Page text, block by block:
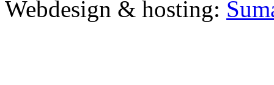
Webdesign & hosting: